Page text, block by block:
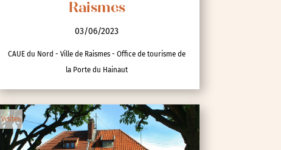
Raismes
03/06/2023
CAUE du Nord - Ville de Raismes - Office de tourisme de
la Porte du Hainaut
Visites